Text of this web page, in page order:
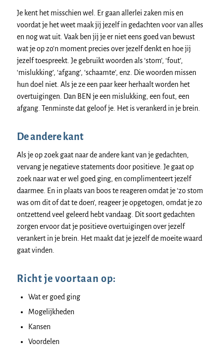
Je kent het misschien wel. Er gaan allerlei zaken mis en
voordat je het weet maak jij jezelf in gedachten voor van alles
en nog wat uit. Vaak ben jij je er niet eens goed van bewust
wat je op zo’n moment precies over jezelf denkt en hoe jij
jezelf toespreekt. Je gebruikt woorden als ‘stom’, ‘fout’,
‘mislukking’, ‘afgang’, ‘schaamte’, enz. Die woorden missen
hun doel niet. Als je ze een paar keer herhaalt worden het
overtuigingen. Dan BEN je een mislukking, een fout, een
afgang. Tenminste dat geloof je. Het is verankerd in je brein.
De andere kant
Als je op zoek gaat naar de andere kant van je gedachten,
vervang je negatieve statements door positieve. Je gaat op
zoek naar wat er wel goed ging, en complimenteert jezelf
daarmee. En in plaats van boos te reageren omdat je ‘zo stom
was om dit of dat te doen’, reageer je opgetogen, omdat je zo
ontzettend veel geleerd hebt vandaag. Dit soort gedachten
zorgen ervoor dat je positieve overtuigingen over jezelf
verankert in je brein. Het maakt dat je jezelf de moeite waard
gaat vinden.
Richt je voortaan op:
Wat er goed ging
Mogelijkheden
Kansen
Voordelen